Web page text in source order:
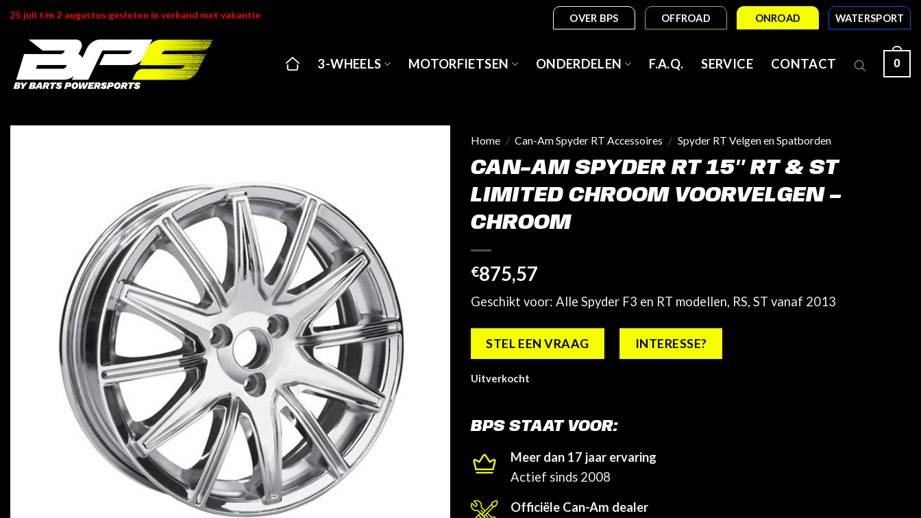
Ga
inhoud
25 juli t/m 2 augustus gesloten in verband met vakantie OVER BPS OFFROAD ONROAD WATERSPORT
3-WHEELS MOTORFIETSEN ONDERDELEN F.A.Q. SERVICE CONTACT 0
Home / Can-Am Spyder RT Accessoires / Spyder RT Velgen en Spatborden
CAN-AM SPYDER RT 15″ RT & ST
LIMITED CHROOM VOORVELGEN –
CHROOM
€875,57
Geschikt voor: Alle Spyder F3 en RT modellen, RS, ST vanaf 2013
STEL EEN VRAAG INTERESSE?
Uitverkocht
BPS STAAT VOOR:
Meer dan 17 jaar ervaring
Actief sinds 2008
Officiële Can-Am dealer